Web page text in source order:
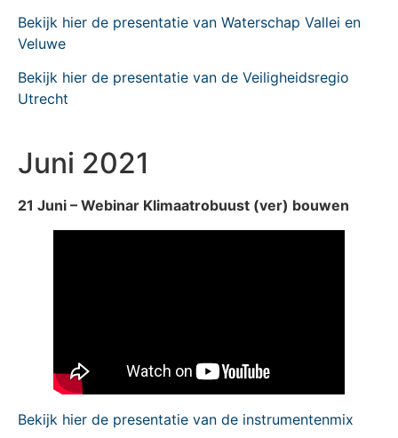
Bekijk hier de presentatie van Waterschap Vallei en
Veluwe
Bekijk hier de presentatie van de Veiligheidsregio
Utrecht
Juni 2021
21 Juni – Webinar Klimaatrobuust (ver) bouwen
Bekijk hier de presentatie van de instrumentenmix